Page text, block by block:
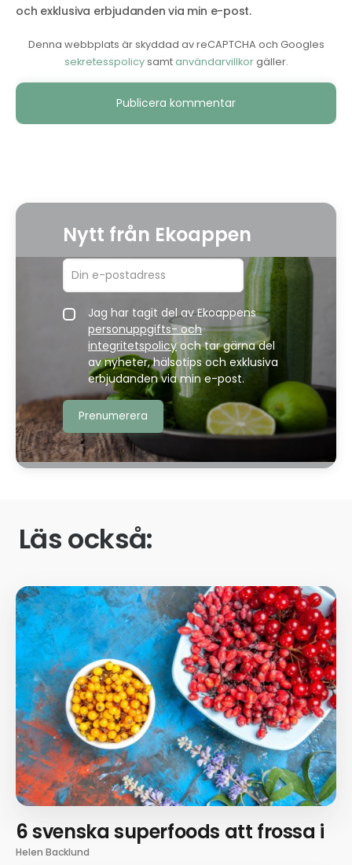
och exklusiva erbjudanden via min e-post.
Denna webbplats är skyddad av reCAPTCHA och Googles
sekretesspolicysamtanvändarvillkorgäller.
Alternative:
Nytt från Ekoappen
Jag har tagit del av Ekoappens
personuppgifts- och
integritetspolicyoch tar gärna del
av nyheter, hälsotips och exklusiva
erbjudanden via min e-post.
Läs också:
6 svenska superfoods att frossa i
Helen Backlund